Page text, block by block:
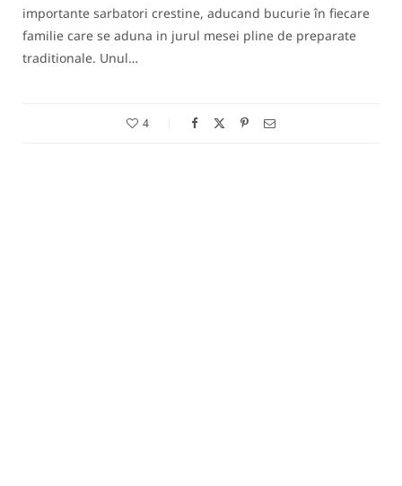
importante sarbatori crestine, aducand bucurie în fiecare
familie care se aduna in jurul mesei pline de preparate
traditionale. Unul…
4